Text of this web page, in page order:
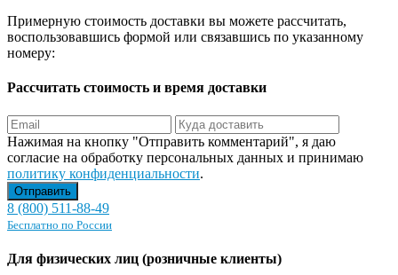
Примерную стоимость доставки вы можете рассчитать,
воспользовавшись формой или связавшись по указанному
номеру:
Рассчитать стоимость и время доставки
Нажимая на кнопку "Отправить комментарий", я даю
согласие на обработку персональных данных и принимаю
политику конфиденциальности.
8 (800) 511-88-49
Бесплатно по России
Для физических лиц (розничные клиенты)